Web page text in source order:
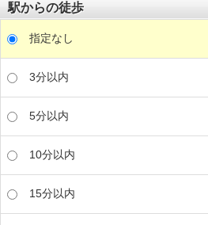
駅からの徒歩
指定なし
3分以内
5分以内
10分以内
15分以内